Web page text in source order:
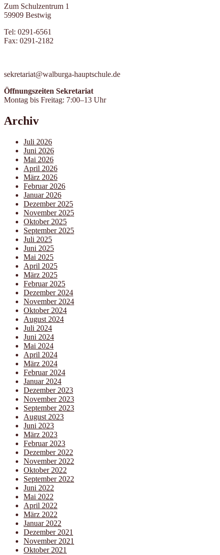
Zum Schulzentrum 1
59909 Bestwig
Tel: 0291-6561
Fax: 0291-2182
sekretariat@walburga-hauptschule.de
Öffnungszeiten Sekretariat
Montag bis Freitag: 7:00–13 Uhr
Archiv
Juli 2026
Juni 2026
Mai 2026
April 2026
März 2026
Februar 2026
Januar 2026
Dezember 2025
November 2025
Oktober 2025
September 2025
Juli 2025
Juni 2025
Mai 2025
April 2025
März 2025
Februar 2025
Dezember 2024
November 2024
Oktober 2024
August 2024
Juli 2024
Juni 2024
Mai 2024
April 2024
März 2024
Februar 2024
Januar 2024
Dezember 2023
November 2023
September 2023
August 2023
Juni 2023
März 2023
Februar 2023
Dezember 2022
November 2022
Oktober 2022
September 2022
Juni 2022
Mai 2022
April 2022
März 2022
Januar 2022
Dezember 2021
November 2021
Oktober 2021